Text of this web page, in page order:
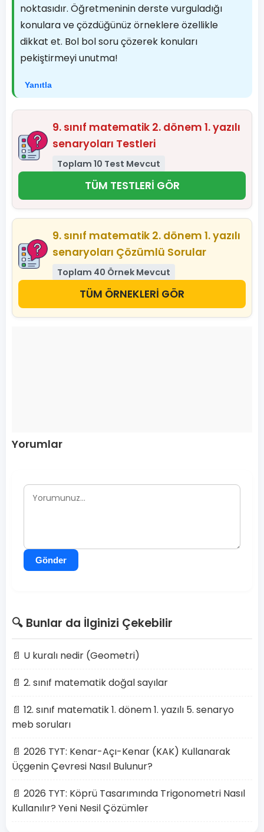
noktasıdır. Öğretmeninin derste vurguladığı
konulara ve çözdüğünüz örneklere özellikle
dikkat et. Bol bol soru çözerek konuları
pekiştirmeyi unutma!
Yanıtla
9. sınıf matematik 2. dönem 1. yazılı
senaryoları Testleri
Toplam 10 Test Mevcut
TÜM TESTLERİ GÖR
9. sınıf matematik 2. dönem 1. yazılı
senaryoları Çözümlü Sorular
Toplam 40 Örnek Mevcut
TÜM ÖRNEKLERİ GÖR
Yorumlar
Gönder
🔍 Bunlar da İlginizi Çekebilir
📄 U kuralı nedir (Geometri)
📄 2. sınıf matematik doğal sayılar
📄 12. sınıf matematik 1. dönem 1. yazılı 5. senaryo
meb soruları
📄 2026 TYT: Kenar-Açı-Kenar (KAK) Kullanarak
Üçgenin Çevresi Nasıl Bulunur?
📄 2026 TYT: Köprü Tasarımında Trigonometri Nasıl
Kullanılır? Yeni Nesil Çözümler